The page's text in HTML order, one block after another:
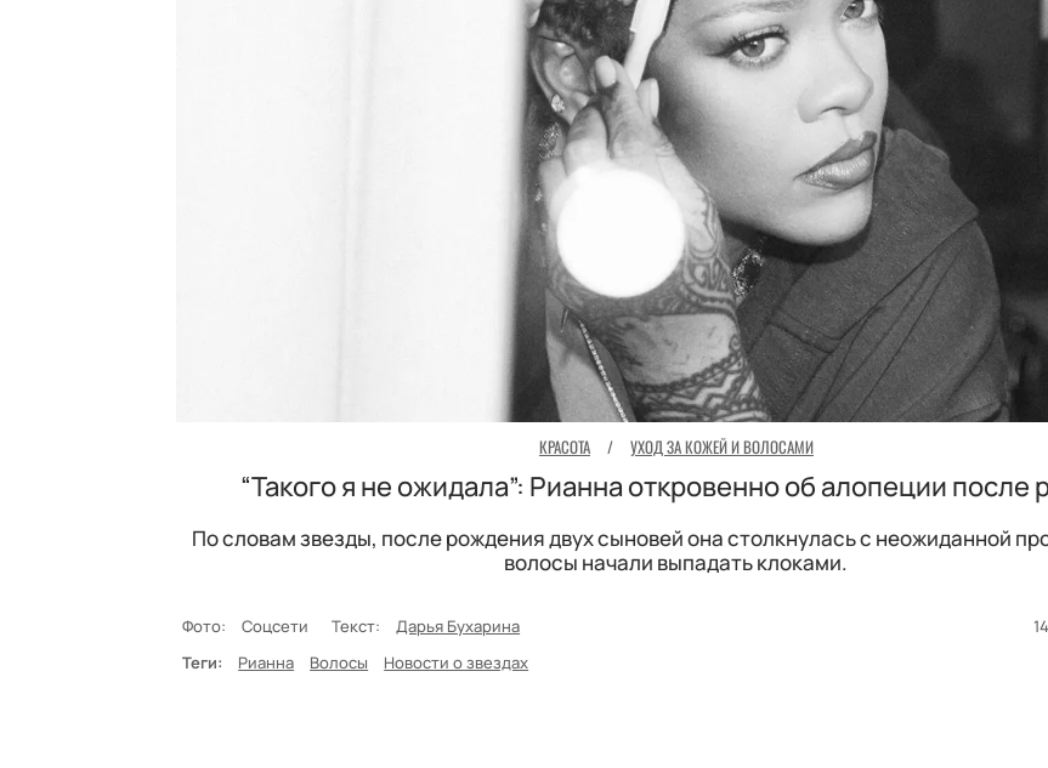
КРАСОТА / УХОД ЗА КОЖЕЙ И ВОЛОСАМИ
“Такого я не ожидала”: Рианна откровенно об алопеции после
По словам звезды, после рождения двух сыновей она столкнулась с неожиданной
волосы начали выпадать клоками.
Фото: Соцсети Текст: Дарья Бухарина
Теги:
Рианна Волосы Новости о звездах